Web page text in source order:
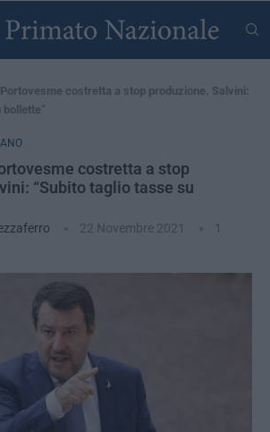
costretta a stop produzione. Salvini:
costretta a stop
“Subito taglio tasse su
22 Novembre 2021
1